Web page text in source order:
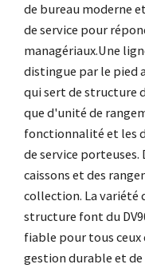
de bureau moderne
de service pour
managériaux.Une
distingue par le pied
qui sert de structure
que d'unité de
fonctionnalité et les
de service porteuses.
caissons et des
collection. La variété
structure font du
fiable pour tous ceux
gestion durable et